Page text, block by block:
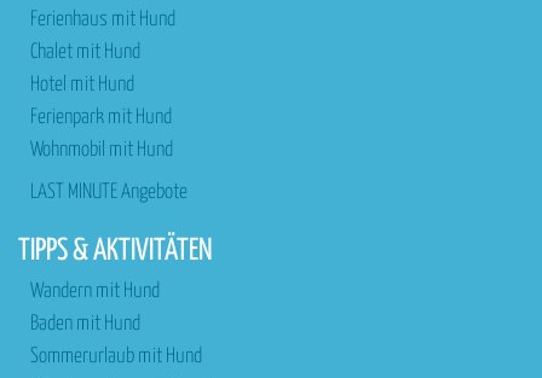
Ferienhaus mit Hund
Chalet mit Hund
Hotel mit Hund
Ferienpark mit Hund
Wohnmobil mit Hund
LAST MINUTE Angebote
TIPPS & AKTIVITÄTEN
Wandern mit Hund
Baden mit Hund
Sommerurlaub mit Hund